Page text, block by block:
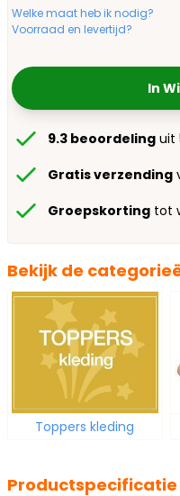
Welke maat heb ik nodig?
Voorraad en levertijd?
In
9.3 beoordeling uit
Gratis verzending
Groepskorting tot
Bekijk de
Toppers kleding
Productspecificatie